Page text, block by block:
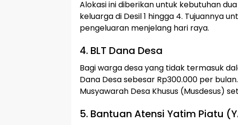
Alokasi ini diberikan untuk kebutuhan
keluarga di Desil 1 hingga 4. Tujuannya
pengeluaran menjelang hari raya.
4. BLT Dana Desa
Bagi warga desa yang tidak termasuk
Dana Desa sebesar Rp300.000 per
Musyawarah Desa Khusus (Musdesus)
5. Bantuan Atensi Yatim Piatu